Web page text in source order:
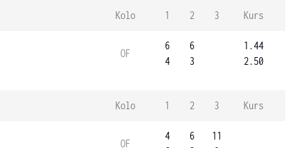
Kolo 1 2 3 Kurs
OF
6
4
6
3
1.44
2.50
Kolo 1 2 3 Kurs
OF
4
6
11